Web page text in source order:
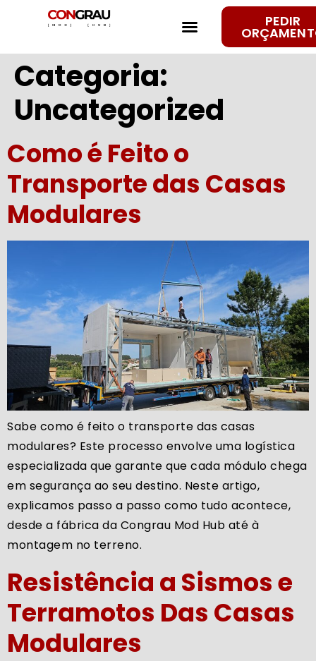
PEDIR
Categoria:
Uncategorized
Como é Feito o
Transporte das Casas
Modulares
Sabe como é feito o transporte das casas
modulares? Este processo envolve uma logística
especializada que garante que cada módulo chega
em segurança ao seu destino. Neste artigo,
explicamos passo a passo como tudo acontece,
desde a fábrica da Congrau Mod Hub até à
montagem no terreno.
Resistência a Sismos e
Terramotos Das Casas
Modulares